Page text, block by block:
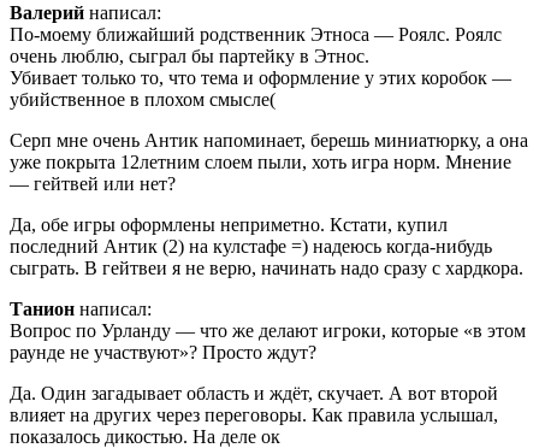
Валерий написал:
По-моему ближайший родственник Этноса — Роялс. Роялс
очень люблю, сыграл бы партейку в Этнос.
Убивает только то, что тема и оформление у этих коробок —
убийственное в плохом смысле(
Серп мне очень Антик напоминает, берешь миниатюрку, а она
уже покрыта 12летним слоем пыли, хоть игра норм. Мнение
— гейтвей или нет?
Да, обе игры оформлены неприметно. Кстати, купил
последний Антик (2) на кулстафе =) надеюсь когда-нибудь
сыграть. В гейтвеи я не верю, начинать надо сразу с хардкора.
Танион написал:
Вопрос по Урланду — что же делают игроки, которые «в этом
раунде не участвуют»? Просто ждут?
Да. Один загадывает область и ждёт, скучает. А вот второй
влияет на других через переговоры. Как правила услышал,
показалось дикостью. На деле ок